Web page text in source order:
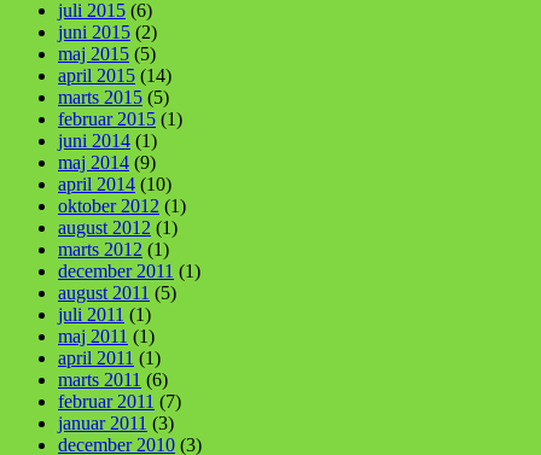
juli 2015 (6)
juni 2015 (2)
maj 2015 (5)
april 2015 (14)
marts 2015 (5)
februar 2015 (1)
juni 2014 (1)
maj 2014 (9)
april 2014 (10)
oktober 2012 (1)
august 2012 (1)
marts 2012 (1)
december 2011 (1)
august 2011 (5)
juli 2011 (1)
maj 2011 (1)
april 2011 (1)
marts 2011 (6)
februar 2011 (7)
januar 2011 (3)
december 2010 (3)